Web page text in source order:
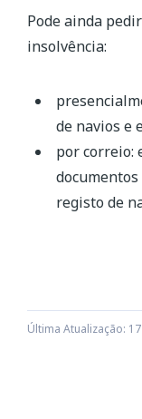
Pode ainda
insolvência:
de navios e
por correio:
registo de
Última Atualização: